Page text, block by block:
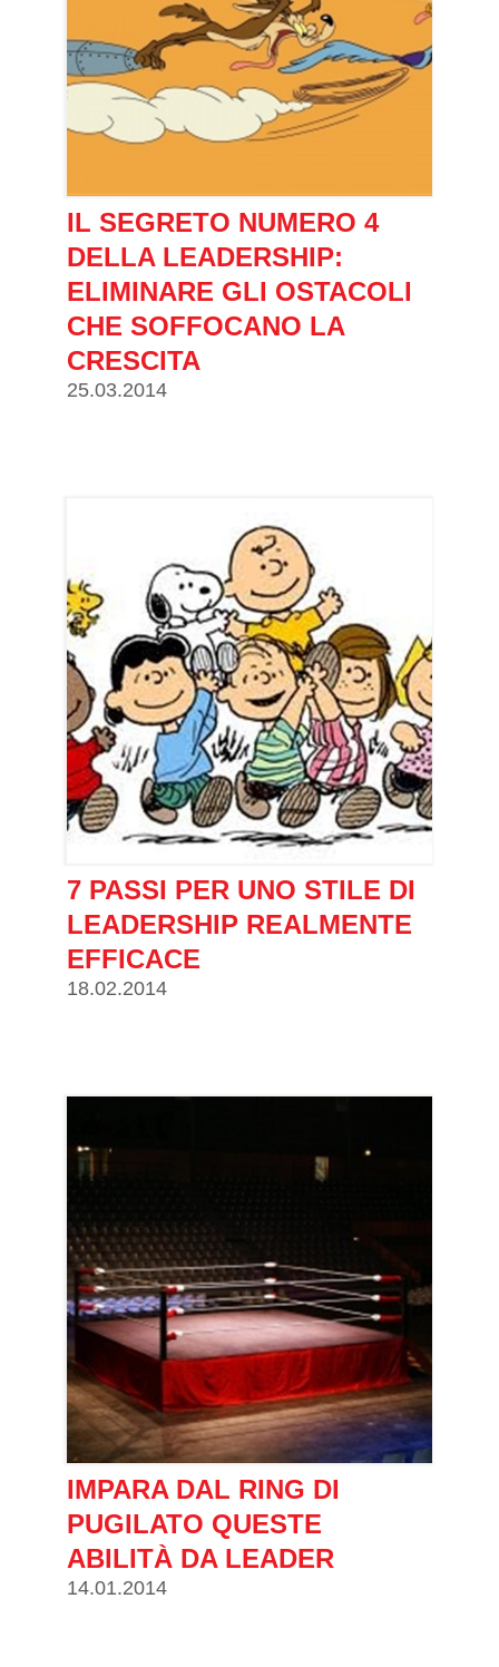
IL SEGRETO NUMERO 4
DELLA LEADERSHIP:
ELIMINARE GLI OSTACOLI
CHE SOFFOCANO LA
CRESCITA
25.03.2014
7 PASSI PER UNO STILE DI
LEADERSHIP REALMENTE
EFFICACE
18.02.2014
IMPARA DAL RING DI
PUGILATO QUESTE
ABILITÀ DA LEADER
14.01.2014